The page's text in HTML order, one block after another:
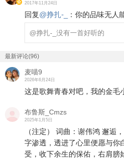
2017年11月24日
回复@挣扎-_ ： 你的品味无人
@挣扎-_ 没有一首好听的
最新评论(96)
麦喵9
2026年6月24日
这是歌舞青春对吧，我的金毛
布鲁斯_Cmzs
2025年1月5日
（注定） 词曲：谢伟鸿 邂逅
字渗透，透进了心里便愿与你
受，收下余生的保佑，右肩膀